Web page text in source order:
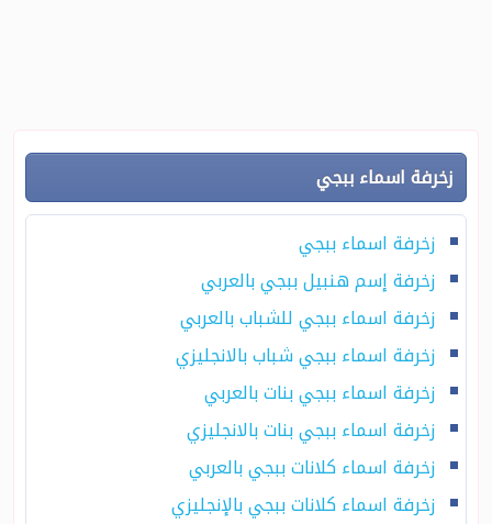
زخرفة اسماء ببجي
زخرفة اسماء ببجي
زخرفة إسم هنبيل ببجي بالعربي
زخرفة اسماء ببجي للشباب بالعربي
زخرفة اسماء ببجي شباب بالانجليزي
زخرفة اسماء ببجي بنات بالعربي
زخرفة اسماء ببجي بنات بالانجليزي
زخرفة اسماء كلانات ببجي بالعربي
زخرفة اسماء كلانات ببجي بالإنجليزي